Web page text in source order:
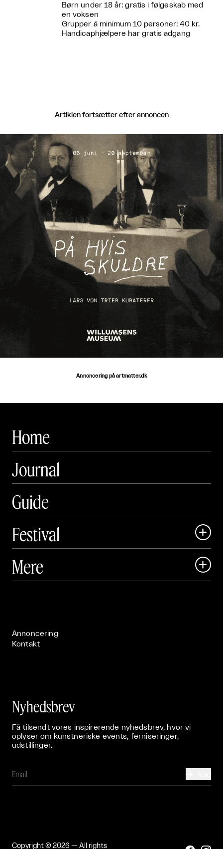
Børn under 18 år: gratis i følgeskab med
en voksen
Grupper á minimum 10 personer: 40 kr.
Handicaphjælpere har gratis adgang
Artiklen fortsætter efter annoncen
Annoncering på artmatter.dk
Home
Journal
Guide
Festival

 Art Matter Festival
Mere 
Annoncering
Kontakt
Nyhedsbrev
Få tilsendt vores inspirerende nyhedsbrev, hvor vi
oplyser om kunstneriske events, ferniseringer,
udstillinger.
Copyright © 2026 — All rights